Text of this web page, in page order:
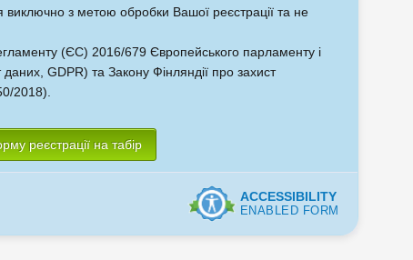
виключно з метою обробки Вашої реєстрації та не
(ЄС) 2016/679 Європейського парламенту і
GDPR) та Закону Фінляндії про захист
2018).
реєстрації на табір
ACCESSIBILITY
ENABLED FORM